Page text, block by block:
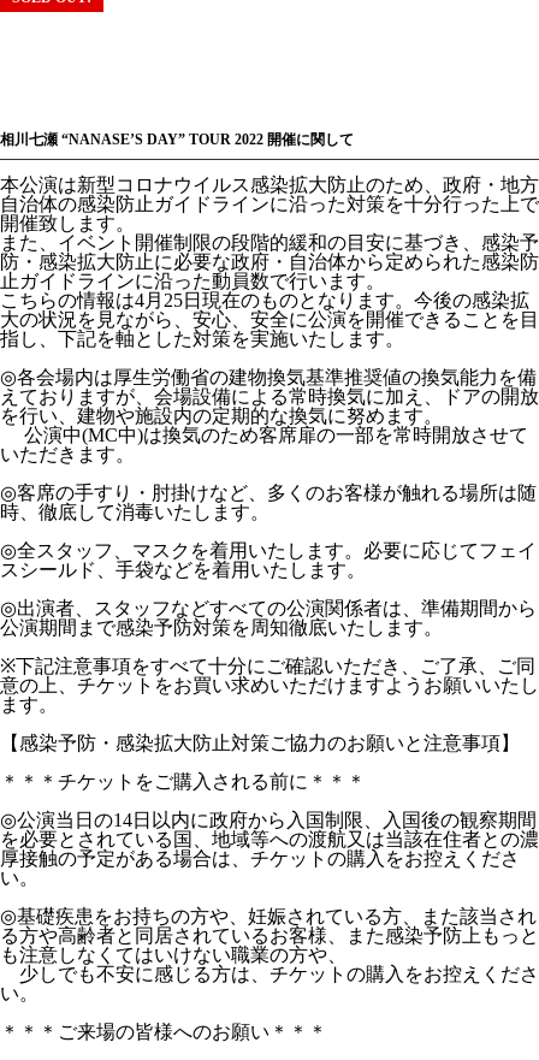
相川七瀬 “NANASE’S DAY” TOUR 2022 開催に関して
本公演は新型コロナウイルス感染拡大防止のため、政府・地方
自治体の感染防止ガイドラインに沿った対策を十分行った上で
開催致します。
また、イベント開催制限の段階的緩和の目安に基づき、感染予
防・感染拡大防止に必要な政府・自治体から定められた感染防
止ガイドラインに沿った動員数で行います。
こちらの情報は4月25日現在のものとなります。今後の感染拡
大の状況を見ながら、安心、安全に公演を開催できることを目
指し、下記を軸とした対策を実施いたします。
◎各会場内は厚生労働省の建物換気基準推奨値の換気能力を備
えておりますが、会場設備による常時換気に加え、ドアの開放
を行い、建物や施設内の定期的な換気に努めます。
公演中(MC中)は換気のため客席扉の一部を常時開放させて
いただきます。
◎客席の手すり・肘掛けなど、多くのお客様が触れる場所は随
時、徹底して消毒いたします。
◎全スタッフ、マスクを着用いたします。必要に応じてフェイ
スシールド、手袋などを着用いたします。
◎出演者、スタッフなどすべての公演関係者は、準備期間から
公演期間まで感染予防対策を周知徹底いたします。
※下記注意事項をすべて十分にご確認いただき、ご了承、ご同
意の上、チケットをお買い求めいただけますようお願いいたし
ます。
【感染予防・感染拡大防止対策ご協力のお願いと注意事項】
＊＊＊チケットをご購入される前に＊＊＊
◎公演当日の14日以内に政府から入国制限、入国後の観察期間
を必要とされている国、地域等への渡航又は当該在住者との濃
厚接触の予定がある場合は、チケットの購入をお控えくださ
い。
◎基礎疾患をお持ちの方や、妊娠されている方、また該当され
る方や高齢者と同居されているお客様、また感染予防上もっと
も注意しなくてはいけない職業の方や、
少しでも不安に感じる方は、チケットの購入をお控えくださ
い。
＊＊＊ご来場の皆様へのお願い＊＊＊